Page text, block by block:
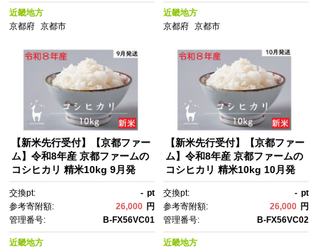
税 ］
近畿地方
京都府
京都市
税 ］
近畿地方
京都府 京都市
【新米先行受付】【京都ファー
ム】令和8年産 京都ファームの
コシヒカリ 精米10kg 9月発
産 こしひかり 人気 おすす
め 米 コメ おこめ お取り寄
せ 通販 送料無料 ふるさと納
税 ］
交換pt: - pt
参考寄附額:
26,000 円
管理番号:
B-FX56VC01
近畿地方
【新米先行受付】【京都ファー
ム】令和8年産 京都ファームの
コシヒカリ 精米10kg 10月発
産 こしひかり 人気 おすす
め 米 コメ おこめ お取り寄
せ 通販 送料無料 ふるさと納
税 ］
交換pt: - pt
参考寄附額:
26,000 円
管理番号:
B-FX56VC02
近畿地方